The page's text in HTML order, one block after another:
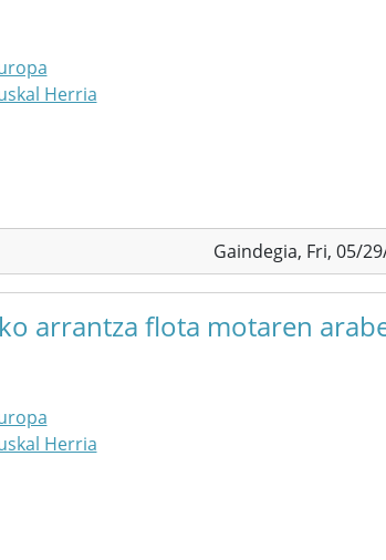
Herria
Gaindegia, Fri, 05/
arrantza flota motaren
Herria